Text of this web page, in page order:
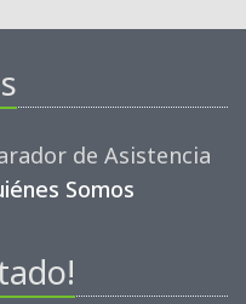
de Asistencia
Somos